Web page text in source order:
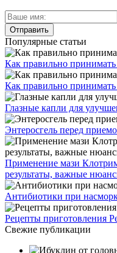
Популярные статьи
Как правильно
Как правильно
Глазные капли для
Энтеросгель перед
Применение мази
результаты, важные
Антибиотики при
Рецепты приготовления
Свежие публикации